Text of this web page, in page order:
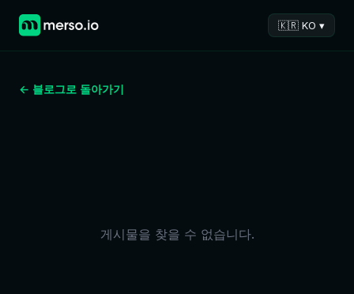
🇰🇷 KO ▾
← 블로그로 돌아가기
게시물을 찾을 수 없습니다.